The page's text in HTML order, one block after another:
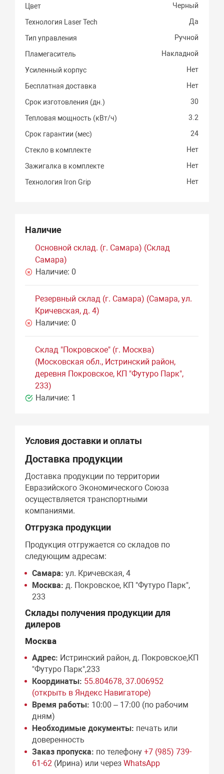
Цвет Черный
Технология Laser Tech Да
Тип управления Ручной
Пламегаситель Накладной
Усиленный корпус Нет
Бесплатная доставка Нет
Срок изготовления (дн.) 30
Тепловая мощность (кВт/ч) 3.2
Срок гарантии (мес) 24
Стекло в комплекте Нет
Зажигалка в комплекте Нет
Технология Iron Grip Нет
Наличие
Основной склад. (г. Самара) (Склад
Самара)
Наличие: 0
Резервный склад (г. Самара) (Самара, ул.
Кричевская, д. 4)
Наличие: 0
Склад "Покровское" (г. Москва)
(Московская обл., Истринский район,
деревня Покровское, КП "Футуро Парк",
233)
Наличие: 1
Условия доставки и оплаты
Доставка продукции
Доставка продукции по территории
Евразийского Экономического Союза
осуществляется транспортными
компаниями.
Отгрузка продукции
Продукция отгружается со складов по
следующим адресам:
Самара: ул. Кричевская, 4
Москва: д. Покровское, КП "Футуро Парк",
233
Склады получения продукции для
дилеров
Москва
Адрес: Истринский район, д. Покровское,КП
"Футуро Парк",233
Координаты: 55.804678, 37.006952
(открыть в Яндекс Навигаторе)
Время работы: 10:00 – 17:00 (по рабочим
дням)
Необходимые документы: печать или
доверенность
Заказ пропуска: по телефону+7 (985) 739-
61-62 (Ирина) или черезWhatsApp